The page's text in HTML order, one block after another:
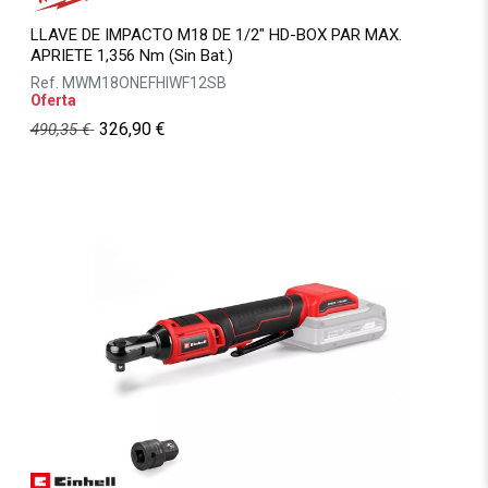
LLAVE DE IMPACTO M18 DE 1/2" HD-BOX PAR MAX.
APRIETE 1,356 Nm (Sin Bat.)
Ref. MWM18ONEFHIWF12SB
Oferta
490,35€ 326,90€